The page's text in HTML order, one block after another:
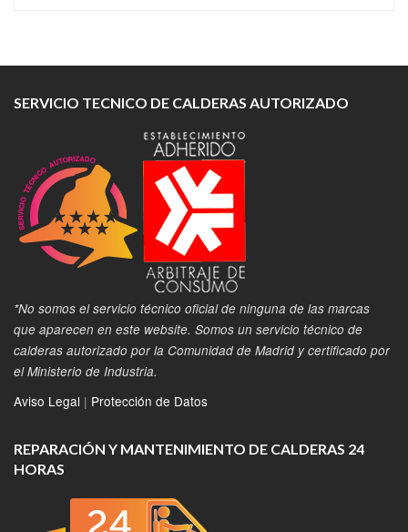
SERVICIO TECNICO DE CALDERAS AUTORIZADO
*No somos el servicio técnico oficial de ninguna de las marcas
que aparecen en este website. Somos un servicio técnico de
calderas autorizado por la Comunidad de Madrid y certificado por
el Ministerio de Industria.
Aviso Legal | Protección de Datos
REPARACIÓN Y MANTENIMIENTO DE CALDERAS 24
HORAS